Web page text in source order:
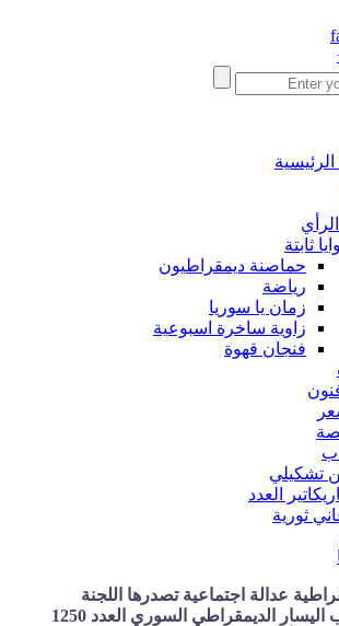
ثابتة
حماصنة ديمقراطيون
رياضة
زمان يا سوريا
زاوية ساخرة اسبوعية
فنجان قهوة
تشكيلي
العدد
ثورية
عدالة اجتماعية تصدرها اللجنة
المركزية لحزب اليسار الديمقراطي السوري العدد 1250